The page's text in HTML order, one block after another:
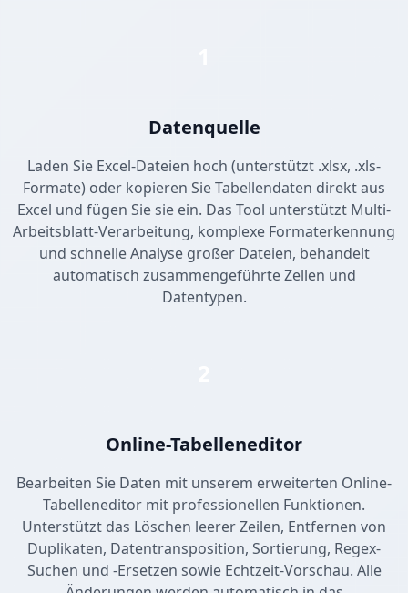
Datenquelle
Laden Sie Excel-Dateien hoch (unterstützt .xlsx, .xls-
Formate) oder kopieren Sie Tabellendaten direkt aus
Excel und fügen Sie sie ein. Das Tool unterstützt Multi-
Arbeitsblatt-Verarbeitung, komplexe Formaterkennung
und schnelle Analyse großer Dateien, behandelt
automatisch zusammengeführte Zellen und
Datentypen.
Online-Tabelleneditor
Bearbeiten Sie Daten mit unserem erweiterten Online-
Tabelleneditor mit professionellen Funktionen.
Unterstützt das Löschen leerer Zeilen, Entfernen von
Duplikaten, Datentransposition, Sortierung, Regex-
Suchen und -Ersetzen sowie Echtzeit-Vorschau. Alle